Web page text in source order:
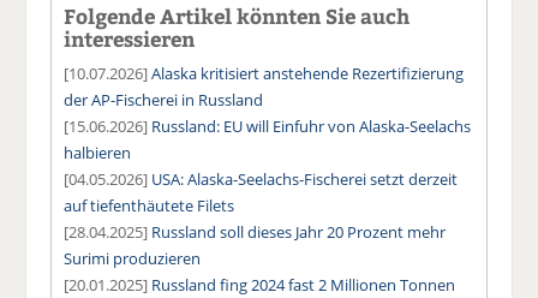
Folgende Artikel könnten Sie auch
interessieren
[10.07.2026]Alaska kritisiert anstehende Rezertifizierung
der AP-Fischerei in Russland
[15.06.2026] Russland: EU will Einfuhr von Alaska-Seelachs
halbieren
[04.05.2026] USA: Alaska-Seelachs-Fischerei setzt derzeit
auf tiefenthäutete Filets
[28.04.2025] Russland soll dieses Jahr 20 Prozent mehr
Surimi produzieren
[20.01.2025] Russland fing 2024 fast 2 Millionen Tonnen